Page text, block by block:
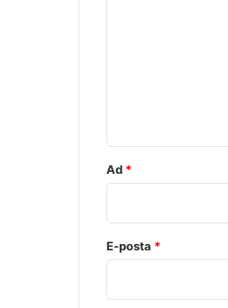
Ad *
E-posta *